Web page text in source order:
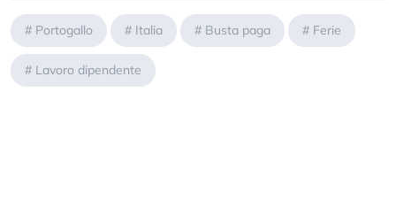
# Portogallo # Italia # Busta paga # Ferie
# Lavoro dipendente